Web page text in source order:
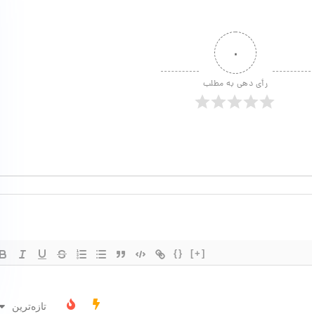
۰
رأی دهی به مطلب
{} [+]
تازه‌ترین